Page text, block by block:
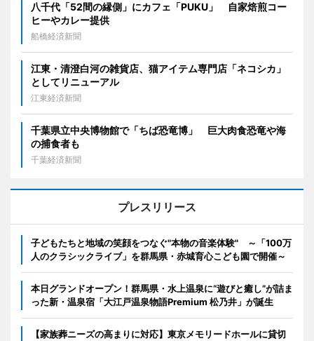
八千代「52間の縁側」にカフェ「PUKU」 自家焙煎コー
ヒーやカレー提供
船橋経済新聞
江東・清澄白河の雑貨店、猫アイテム専門店「ネコシカ」
としてリニューアル
江東経済新聞
千葉県立中央博物館で「ちば恐竜博」 巨大肉食恐竜や海
の捕食者も
千葉経済新聞
プレスリリース
子どもたちと地域の笑顔をつなぐ"本物の音楽体験" ～「100万
人のクラシックライブ」を群馬県・赤城育心こども園で開催～
本日グランドオープン！群馬県・水上温泉に“遊びと癒し”が詰ま
った新・温泉宿「大江戸温泉物語Premium 松乃井」が誕生
【家族葬ニーズの高まりに対応】東京メモリードホールに貸切